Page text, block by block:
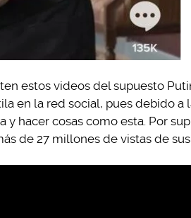
estos videos del supuesto
en la red social, pues debido a
hacer cosas como esta. Por
de 27 millones de vistas de